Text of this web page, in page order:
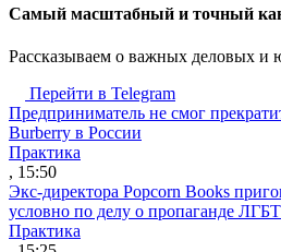
Cамый масштабный и точный
Рассказываем о важных деловых и
Перейти в Telegram
Предприниматель не смог
Burberry в России
Практика
, 15:50
Экс-директора Popcorn Books
условно по делу о пропаганде
Практика